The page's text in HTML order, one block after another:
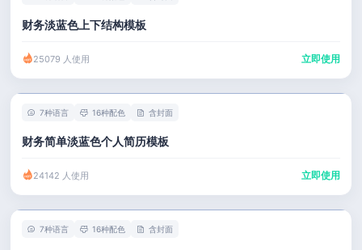
财务淡蓝色上下结构模板
25079 人使用 立即使用
7种语言 16种配色 含封面
财务简单淡蓝色个人简历模板
24142 人使用 立即使用
7种语言 16种配色 含封面